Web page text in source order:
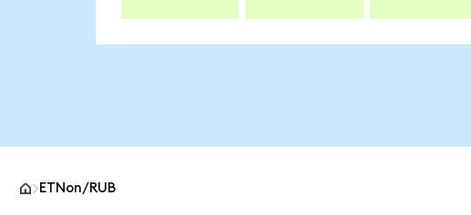
ETNon/RUB